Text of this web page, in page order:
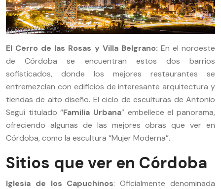
El Cerro de las Rosas y Villa Belgrano: En el noroeste
de Córdoba se encuentran estos dos barrios
sofisticados, donde los mejores restaurantes se
entremezclan con edificios de interesante arquitectura y
tiendas de alto diseño. El ciclo de esculturas de Antonio
Seguí titulado “Familia Urbana” embellece el panorama,
ofreciendo algunas de las mejores obras que ver en
Córdoba, como la escultura “Mujer Moderna”.
Sitios que ver en Córdoba
Iglesia de los Capuchinos: Oficialmente denominada